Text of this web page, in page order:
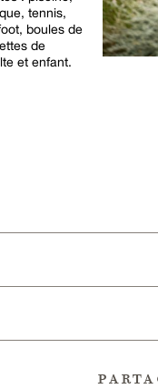
tennis,
boules de
de
et enfant.